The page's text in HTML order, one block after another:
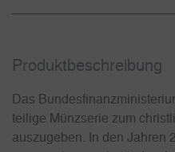
Produkt­beschreibung
Das
teilige Münzserie zum
auszugeben. In den Jahren